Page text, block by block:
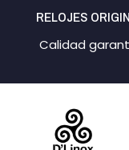
contenido
RELOJES
Calidad